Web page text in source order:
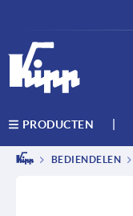
PRODUCTEN
BEDIENDELEN